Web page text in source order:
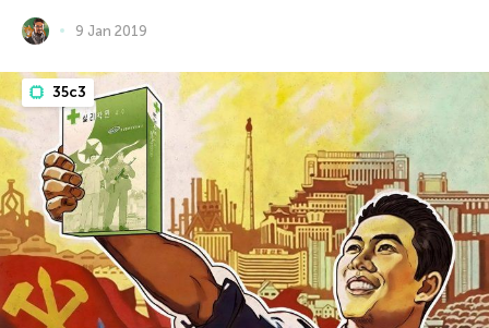
9 Jan 2019
35c3